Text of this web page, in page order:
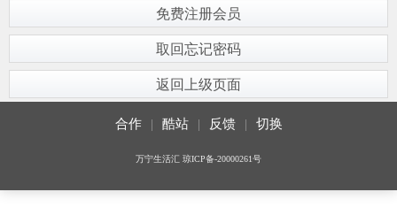
免费注册会员
取回忘记密码
返回上级页面
合作 | 酷站 | 反馈 | 切换
万宁生活汇 琼ICP备-20000261号